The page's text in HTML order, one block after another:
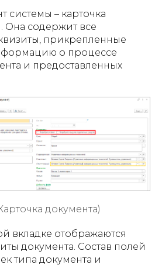
системы – карточка
Она содержит все
прикрепленные
о процессе
и предоставленных
документа)
вкладке отображаются
документа. Состав полей
типа документа и